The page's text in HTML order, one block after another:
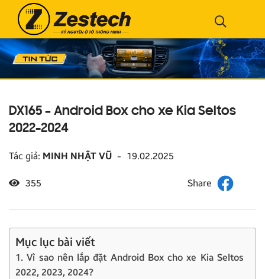
DX165 – Android Box cho xe Kia Seltos
2022-2024
Tác giả: MINH NHẬT VŨ - 19.02.2025
355
Mục lục bài viết
1. Vì sao nên lắp đặt Android Box cho xe Kia Seltos
2022, 2023, 2024?